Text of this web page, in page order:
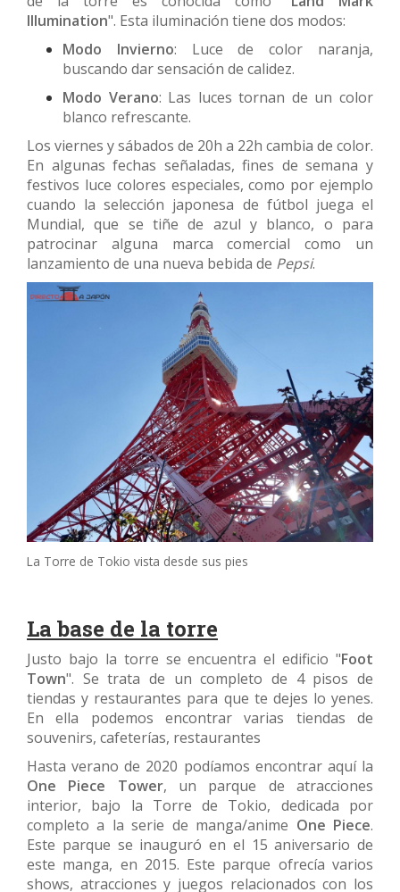
Illumination". Esta iluminación tiene dos modos:
Modo Invierno: Luce de color naranja,
buscando dar sensación de calidez.
Modo Verano: Las luces tornan de un color
blanco refrescante.
Los viernes y sábados de 20h a 22h cambia de color.
En algunas fechas señaladas, fines de semana y
festivos luce colores especiales, como por ejemplo
cuando la selección japonesa de fútbol juega el
Mundial, que se tiñe de azul y blanco, o para
patrocinar alguna marca comercial como un
lanzamiento de una nueva bebida de Pepsi.
La Torre de Tokio vista desde sus pies
La base de la torre
Justo bajo la torre se encuentra el edificio "Foot
Town". Se trata de un completo de 4 pisos de
tiendas y restaurantes para que te dejes lo yenes.
En ella podemos encontrar varias tiendas de
souvenirs, cafeterías, restaurantes
Hasta verano de 2020 podíamos encontrar aquí la
One Piece Tower, un parque de atracciones
interior, bajo la Torre de Tokio, dedicada por
completo a la serie de manga/anime One Piece.
Este parque se inauguró en el 15 aniversario de
este manga, en 2015. Este parque ofrecía varios
shows, atracciones y juegos relacionados con los